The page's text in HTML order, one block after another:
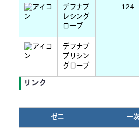
デフナブ
レシング
ローブ
124
デフナブ
プリシン
グローブ
リンク
ゼニ 一